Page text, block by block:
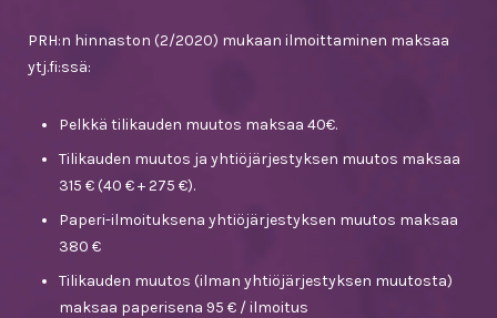
PRH:n hinnaston (2/2020) mukaan ilmoittaminen maksaa
ytj.fi:ssä:
Pelkkä tilikauden muutos maksaa 40€.
Tilikauden muutos ja yhtiöjärjestyksen muutos maksaa
315 € (40 € + 275 €).
Paperi-ilmoituksena yhtiöjärjestyksen muutos maksaa
380 €
Tilikauden muutos (ilman yhtiöjärjestyksen muutosta)
maksaa paperisena 95 € / ilmoitus